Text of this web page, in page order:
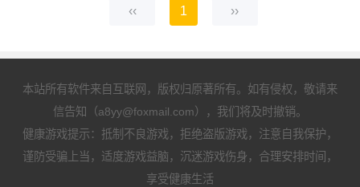
‹‹ 1 ››
本站所有软件来自互联网，版权归原著所有。如有侵权，敬请来
信告知（a8yy@foxmail.com），我们将及时撤销。
健康游戏提示：抵制不良游戏，拒绝盗版游戏，注意自我保护，
谨防受骗上当，适度游戏益脑，沉迷游戏伤身，合理安排时间，
享受健康生活